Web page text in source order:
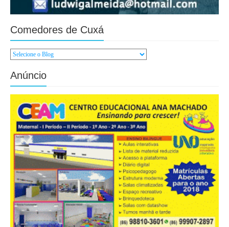
Comedores de Cuxá
Anúncio